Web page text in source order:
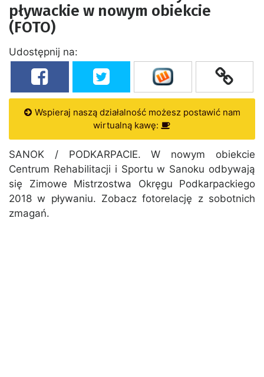
pływackie w nowym obiekcie
(FOTO)
Udostępnij na:
Wspieraj naszą działalność możesz postawić nam
wirtualną kawę:
SANOK / PODKARPACIE. W nowym obiekcie
Centrum Rehabilitacji i Sportu w Sanoku odbywają
się Zimowe Mistrzostwa Okręgu Podkarpackiego
2018 w pływaniu. Zobacz fotorelację z sobotnich
zmagań.